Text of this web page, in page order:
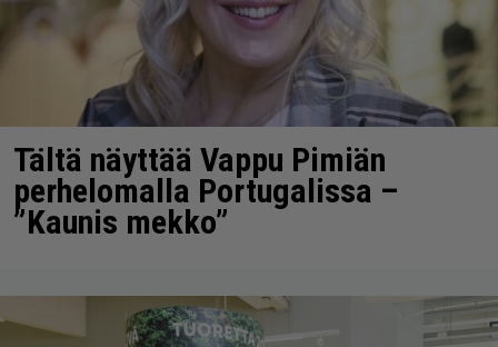
Tältä näyttää Vappu Pimiän
perhelomalla Portugalissa –
”Kaunis mekko”